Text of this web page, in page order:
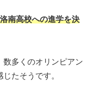
南高校への進学を決
多くのオリンピアン
たそうです。